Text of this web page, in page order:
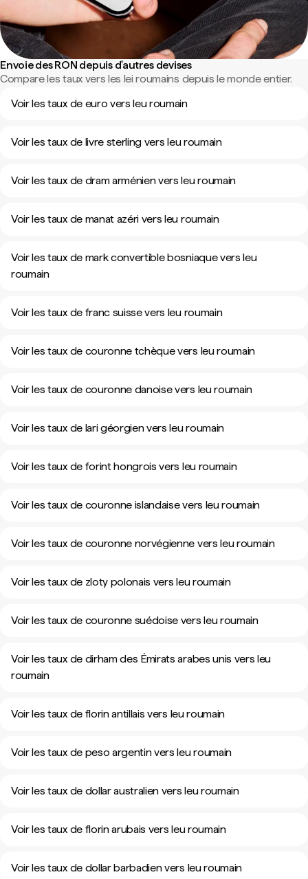
Envoie des RON depuis d'autres devises
Compare les taux vers les lei roumains depuis le monde entier.
Voir les taux de euro vers leu roumain
Voir les taux de livre sterling vers leu roumain
Voir les taux de dram arménien vers leu roumain
Voir les taux de manat azéri vers leu roumain
Voir les taux de mark convertible bosniaque vers leu
roumain
Voir les taux de franc suisse vers leu roumain
Voir les taux de couronne tchèque vers leu roumain
Voir les taux de couronne danoise vers leu roumain
Voir les taux de lari géorgien vers leu roumain
Voir les taux de forint hongrois vers leu roumain
Voir les taux de couronne islandaise vers leu roumain
Voir les taux de couronne norvégienne vers leu roumain
Voir les taux de zloty polonais vers leu roumain
Voir les taux de couronne suédoise vers leu roumain
Voir les taux de dirham des Émirats arabes unis vers leu
roumain
Voir les taux de florin antillais vers leu roumain
Voir les taux de peso argentin vers leu roumain
Voir les taux de dollar australien vers leu roumain
Voir les taux de florin arubais vers leu roumain
Voir les taux de dollar barbadien vers leu roumain